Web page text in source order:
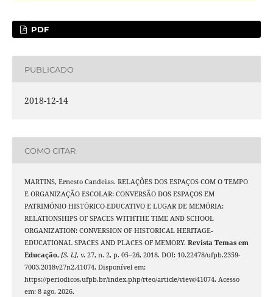
PDF
PUBLICADO
2018-12-14
COMO CITAR
MARTINS, Ernesto Candeias. RELAÇÕES DOS ESPAÇOS COM O TEMPO
E ORGANIZAÇÃO ESCOLAR: CONVERSÃO DOS ESPAÇOS EM
PATRIMÓNIO HISTÓRICO-EDUCATIVO E LUGAR DE MEMÓRIA:
RELATIONSHIPS OF SPACES WITHTHE TIME AND SCHOOL
ORGANIZATION: CONVERSION OF HISTORICAL HERITAGE-
EDUCATIONAL SPACES AND PLACES OF MEMORY. Revista Temas em
Educação, [S. l.], v. 27, n. 2, p. 05–26, 2018. DOI: 10.22478/ufpb.2359-
7003.2018v27n2.41074. Disponível em:
https://periodicos.ufpb.br/index.php/rteo/article/view/41074. Acesso
em: 8 ago. 2026.